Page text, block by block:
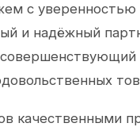
с уверенностью
и надёжный
качественными